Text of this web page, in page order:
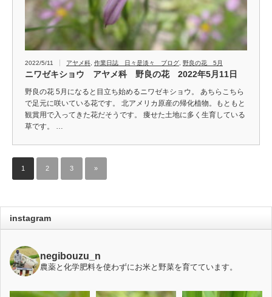
2022/5/11 アヤメ科 作業日誌 日々是淡々 ブログ 野良の花 5月
ニワゼキショウ アヤメ科 野良の花 2022年5月11日
野良の花 5月になると目立ち始めるニワゼキショウ。 あちらこちら
で足元に咲いている花です。 北アメリカ原産の帰化植物。もともと
観賞用で入ってきた花だそうです。 痩せた土地に多く生育している
草です。 …
1 2 3 »
instagram
negibouzu_n
農薬と化学肥料を使わずにお米と野菜を育てています。